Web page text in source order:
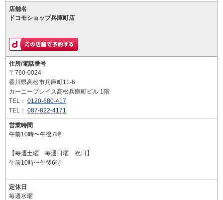
店舗名
ドコモショップ兵庫町店
住所/電話番号
〒760-0024
香川県高松市兵庫町11-6
カーニープレイス高松兵庫町ビル 1階
TEL： 0120-680-417
TEL： 087-822-4171
営業時間
午前10時〜午後7時
【毎週土曜 毎週日曜 祝日】
午前10時〜午後6時
定休日
毎週水曜